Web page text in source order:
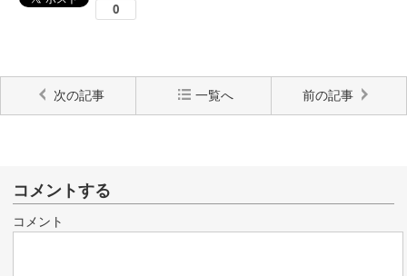
次の記事 一覧へ 前の記事
コメントする
コメント